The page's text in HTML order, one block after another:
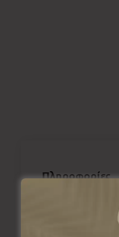
Πληροφορίες
Άγιος